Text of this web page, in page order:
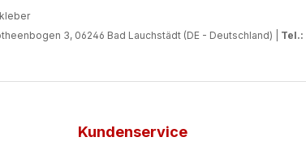
3, 06246 Bad Lauchstädt (DE - Deutschland) | Tel.:
Kundenservice